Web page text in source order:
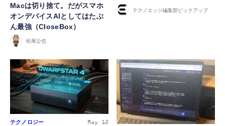
公式ストア
Macは切り捨て。だがスマホ
オンデバイスAIとしてはたぶ
ん最強（CloseBox）
松尾公也
テクノエッジ編集部ピックアップ
テクノロジー May 12